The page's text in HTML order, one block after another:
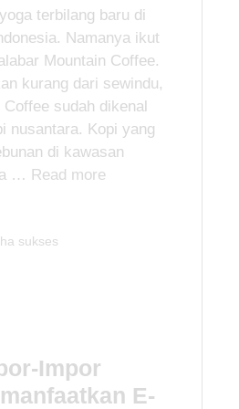
terbilang baru di
Namanya ikut
Mountain Coffee.
kurang dari sewindu,
sudah dikenal
nusantara. Kopi yang
di kawasan
… Read more
sukses
Impor
E-